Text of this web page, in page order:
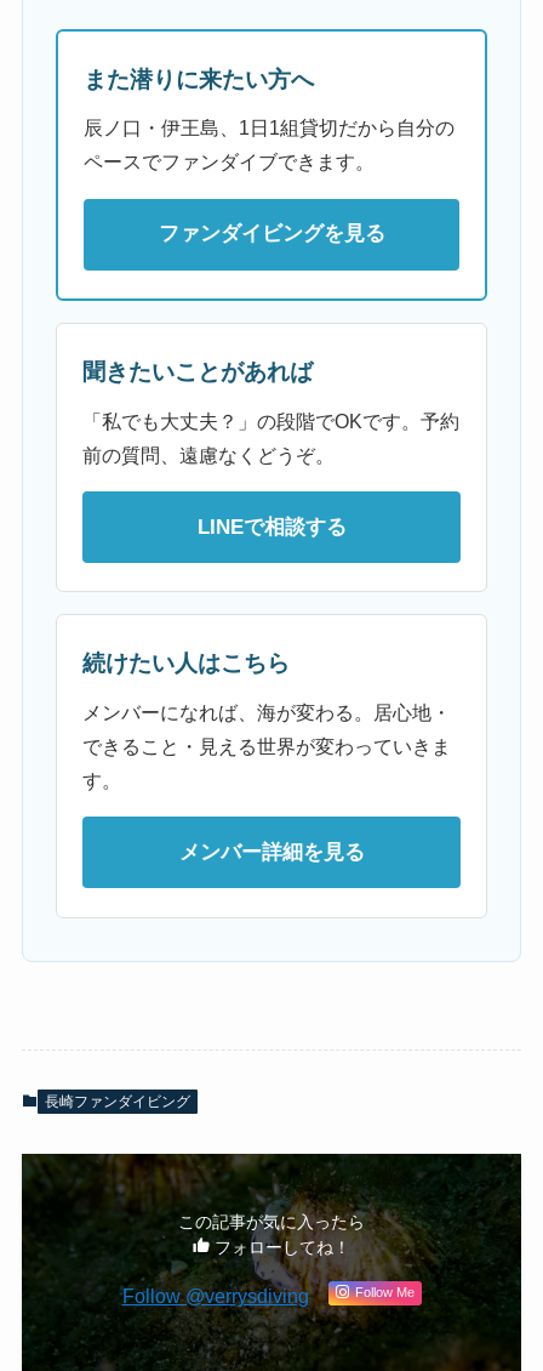
また潜りに来たい方へ
辰ノ口・伊王島、1日1組貸切だから自分の
ペースでファンダイブできます。
ファンダイビングを見る
聞きたいことがあれば
「私でも大丈夫？」の段階でOKです。予約
前の質問、遠慮なくどうぞ。
LINEで相談する
続けたい人はこちら
メンバーになれば、海が変わる。居心地・
できること・見える世界が変わっていきま
す。
メンバー詳細を見る
長崎ファンダイビング
この記事が気に入ったら
フォローしてね！
Follow Me